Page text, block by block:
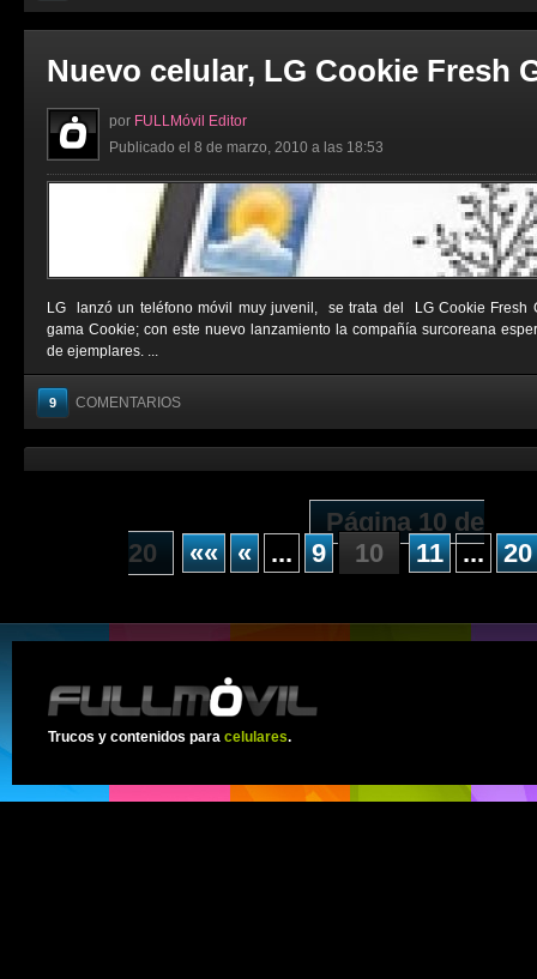
Nuevo celular, LG Cookie Fresh
por FULLMóvil Editor
Publicado el 8 de marzo, 2010 a las 18:53
LG lanzó un teléfono móvil muy juvenil, se trata del LG Cookie Fresh
gama Cookie; con este nuevo lanzamiento la compañía surcoreana
de ejemplares. ...
9 COMENTARIOS
Página 10 de
20
«« « ... 9 10 11 ... 20
Trucos y contenidos para celulares.